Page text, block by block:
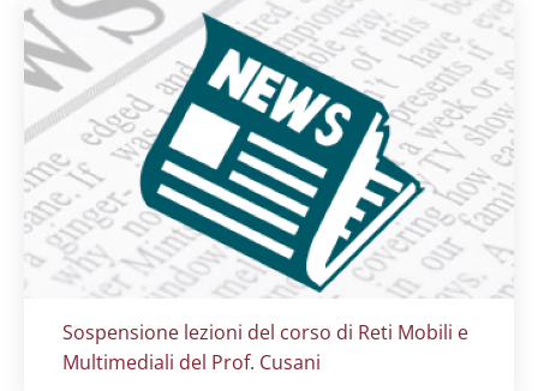
Titolo card:
Sospensione lezioni del corso di Reti Mobili e
Multimediali del Prof. Cusani